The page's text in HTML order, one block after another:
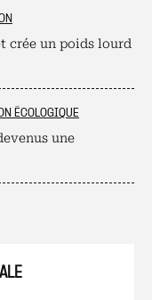
crée un poids lourd
ÉCOLOGIQUE
une